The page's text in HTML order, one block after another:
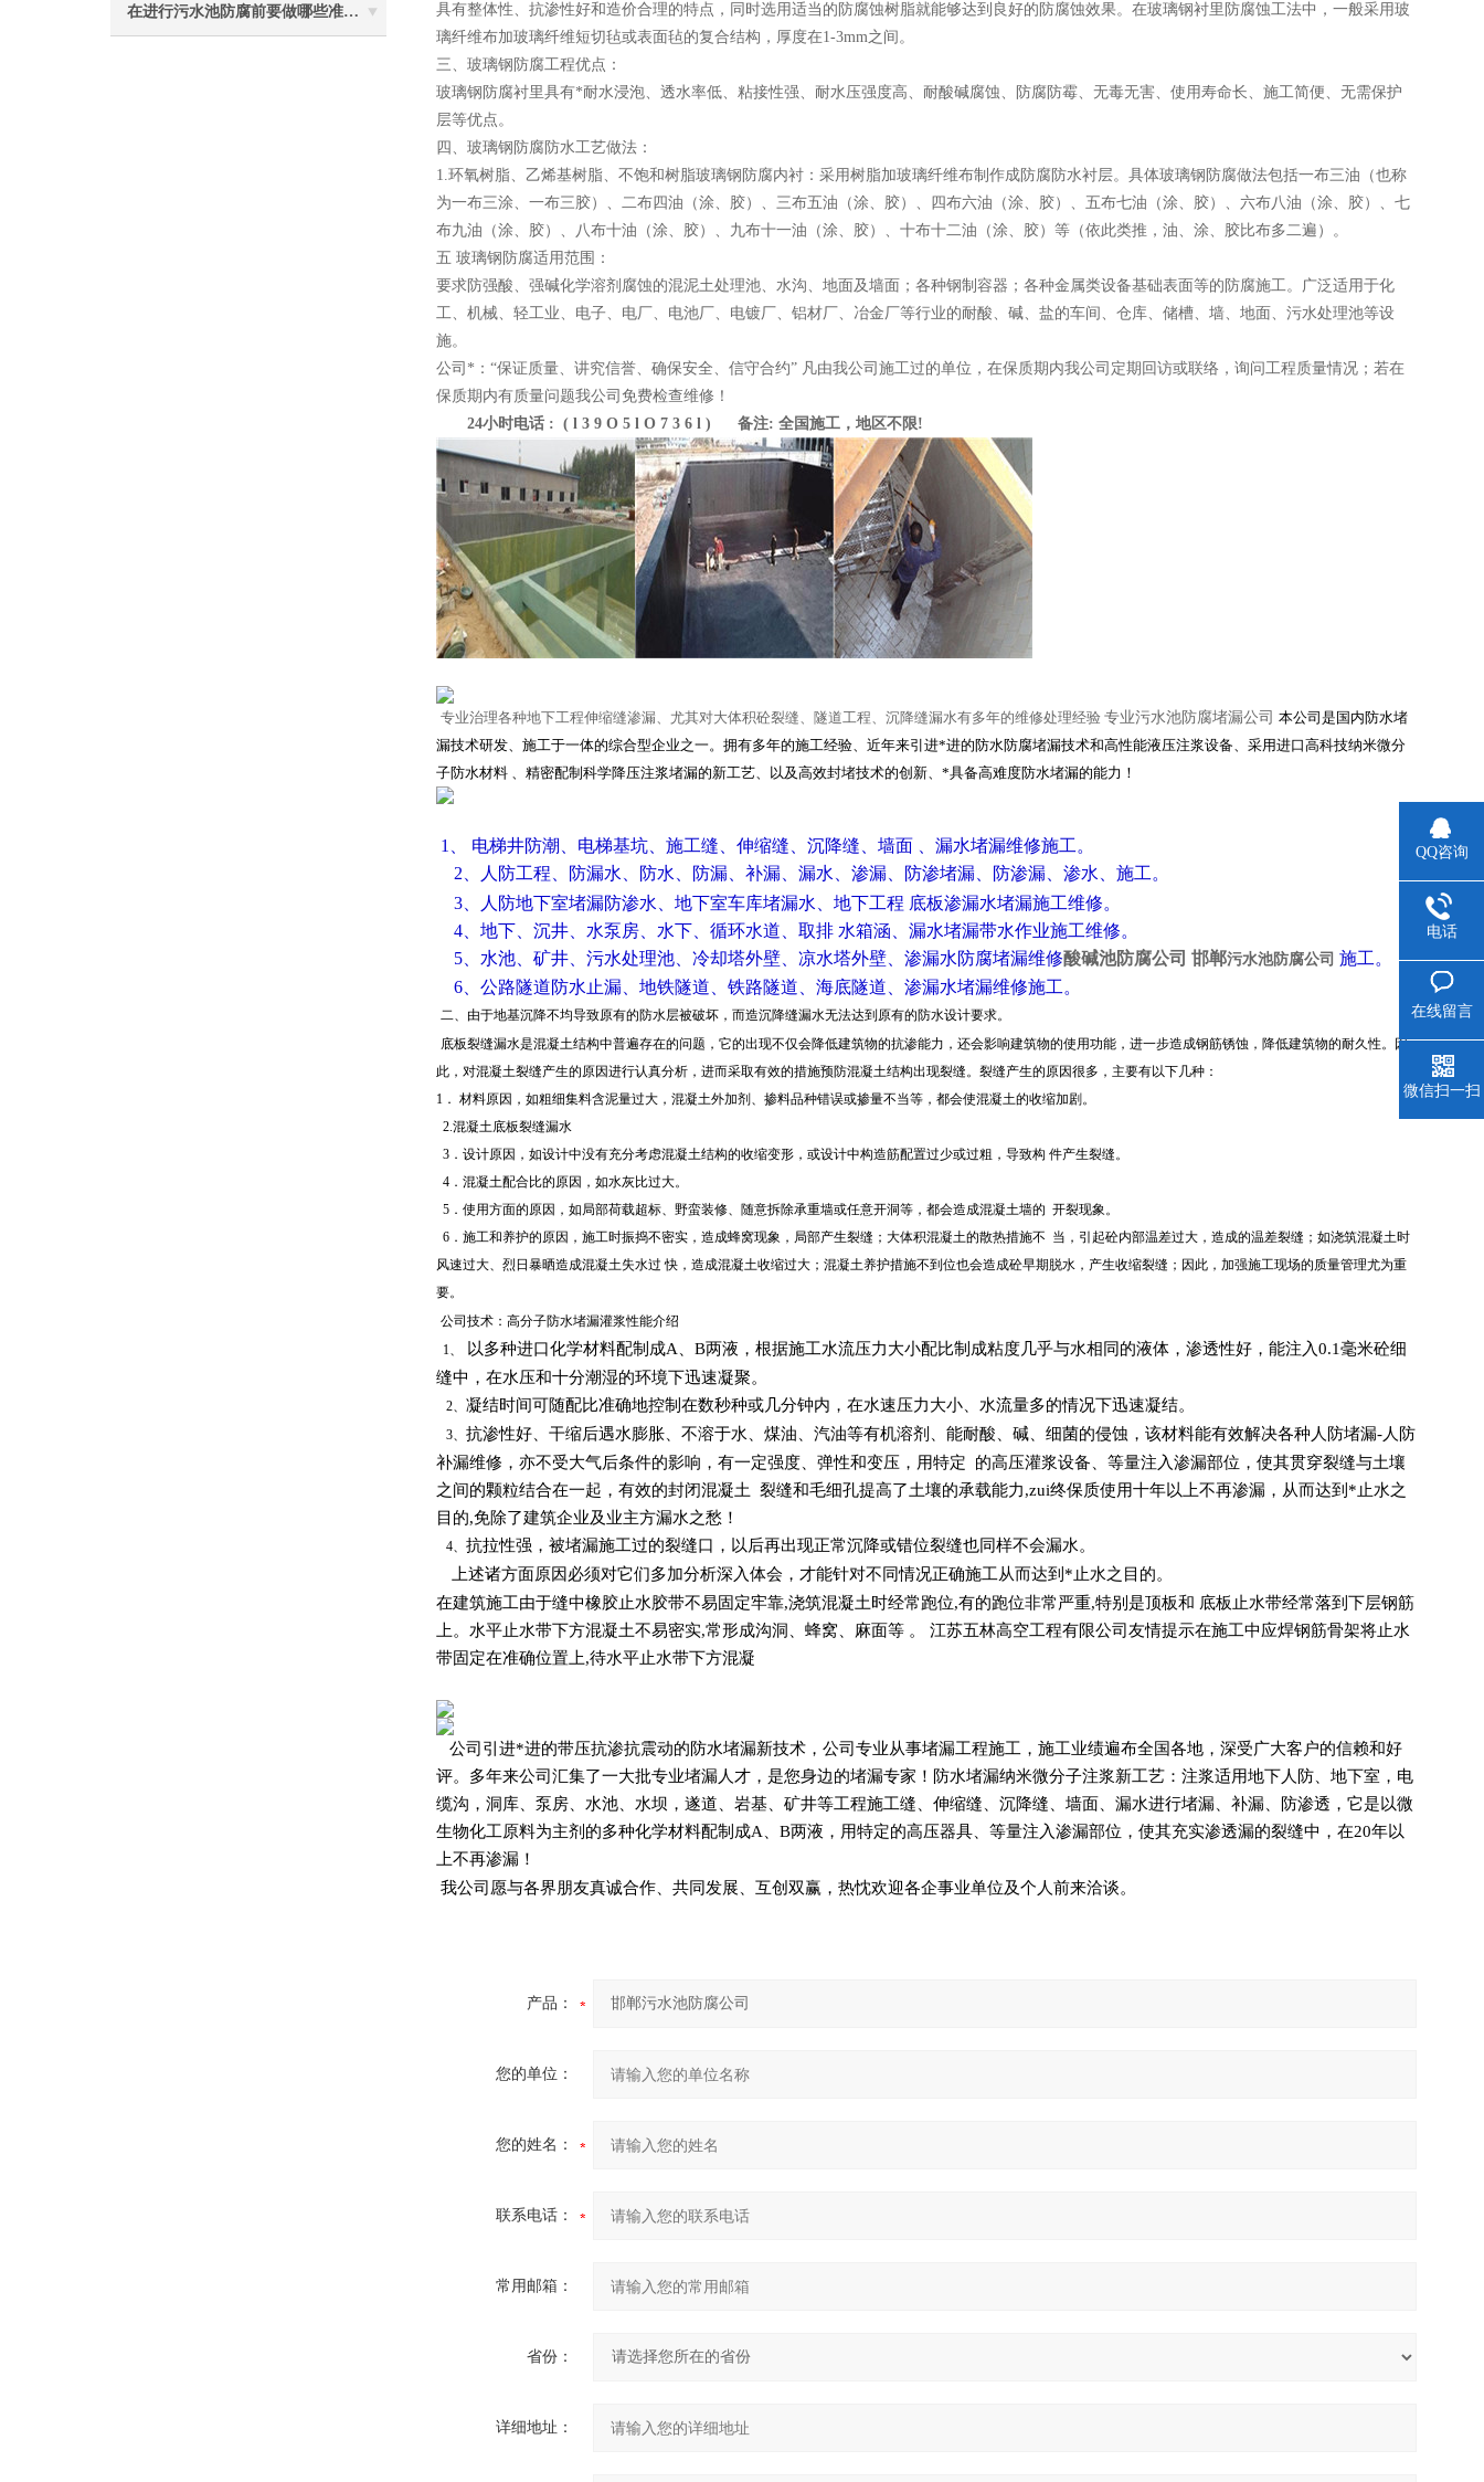
在进行污水池防腐前要做哪些准备工作？
具有整体性、抗渗性好和造价合理的特点，同时选用适当的防腐蚀树脂就能够达到良好的防腐蚀效果。在玻璃钢衬里防腐蚀工法中，一般采用玻
璃纤维布加玻璃纤维短切毡或表面毡的复合结构，厚度在1-3mm之间。
三、玻璃钢防腐工程优点：
玻璃钢防腐衬里具有*耐水浸泡、透水率低、粘接性强、耐水压强度高、耐酸碱腐蚀、防腐防霉、无毒无害、使用寿命长、施工简便、无需保护
层等优点。
四、玻璃钢防腐防水工艺做法：
1.环氧树脂、乙烯基树脂、不饱和树脂玻璃钢防腐内衬：采用树脂加玻璃纤维布制作成防腐防水衬层。具体玻璃钢防腐做法包括一布三油（也称
为一布三涂、一布三胶）、二布四油（涂、胶）、三布五油（涂、胶）、四布六油（涂、胶）、五布七油（涂、胶）、六布八油（涂、胶）、七
布九油（涂、胶）、八布十油（涂、胶）、九布十一油（涂、胶）、十布十二油（涂、胶）等（依此类推，油、涂、胶比布多二遍）。
五 玻璃钢防腐适用范围：
要求防强酸、强碱化学溶剂腐蚀的混泥土处理池、水沟、地面及墙面；各种钢制容器；各种金属类设备基础表面等的防腐施工。广泛适用于化
工、机械、轻工业、电子、电厂、电池厂、电镀厂、铝材厂、冶金厂等行业的耐酸、碱、盐的车间、仓库、储槽、墙、地面、污水处理池等设
施。
公司*：“保证质量、讲究信誉、确保安全、信守合约” 凡由我公司施工过的单位，在保质期内我公司定期回访或联络，询问工程质量情况；若在
保质期内有质量问题我公司免费检查维修！
24小时电话 : ( l 3 9 O 5 l O 7 3 6 l ) 备注: 全国施工，地区不限!
专业治理各种地下工程伸缩缝渗漏、尤其对大体积砼裂缝、隧道工程、沉降缝漏水有多年的维修处理经验 专业污水池防腐堵漏公司 本公司是国内防水堵
漏技术研发、施工于一体的综合型企业之一。拥有多年的施工经验、近年来引进*进的防水防腐堵漏技术和高性能液压注浆设备、采用进口高科技纳米微分
子防水材料 、精密配制科学降压注浆堵漏的新工艺、以及高效封堵技术的创新、*具备高难度防水堵漏的能力！
1、 电梯井防潮、电梯基坑、施工缝、伸缩缝、沉降缝、墙面 、漏水堵漏维修施工。
2、人防工程、防漏水、防水、防漏、补漏、漏水、渗漏、防渗堵漏、
防渗漏、渗水、施工。
3、
人防地下室堵漏防渗水、地下室车库堵漏水、地下工程 底板渗漏水堵漏施工维修。
4、 地下、沉井、水泵房、水下、循环水道、取排 水箱涵、漏水堵漏带水作业施工维修。
5、 水池、矿井、污水处理池、冷却塔外壁、凉水塔外壁、渗漏水防腐堵漏维修酸碱池防腐公司 邯郸污水池防腐公司 施工。
6、 公路隧道防水止漏、地铁隧道、铁路隧道、海底隧道、渗漏水堵漏维修施工。
二、由于地基沉降不均导致原有的防水层被破坏，而造沉降缝漏水无法达到原有的防水设计要求。
底板裂缝漏水是混凝土结构中普遍存在的问题，它的出现不仅会降低建筑物的抗渗能力，还会影响建筑物的使用功能，进一步造成钢筋锈蚀，降低建筑物的耐久性。因
此，对混凝土裂缝产生的原因进行认真分析，进而采取有效的措施预防混凝土结构出现裂缝。裂缝产生的原因很多，主要有以下几种：
1． 材料原因，如粗细集料含泥量过大，混凝土外加剂、掺料品种错误或掺量不当等，都会使混凝土的收缩加剧。
2.混凝土底板裂缝漏水
3．设计原因，如设计中没有充分考虑混凝土结构的收缩变形，或设计中构造筋配置过少或过粗，导致构 件产生裂缝。
4 ．混凝土配合比的原因，如水灰比过大。
5．使用方面的原因，如局部荷载超标、野蛮装修、随意拆除承重墙或任意开洞等，都会造成混凝土墙的 开裂现象。
6．施工和养护的原因，施工时振捣不密实，造成蜂窝现象，局部产生裂缝；大体积混凝土的散热措施不 当，引起砼内部温差过大，造成的温差裂缝；如浇筑混凝土时
风速过大、烈日暴晒造成混凝土失水过 快，造成混凝土收缩过大；混凝土养护措施不到位也会造成砼早期脱水，产生收缩裂缝；因此，加强施工现场的质量管理尤为重
要。
公司技术：高分子防水堵漏灌浆性能介绍
1、
以多种进口化学材料配制成A、B两液，根据施工水流压力大小配比制成粘度几乎与水相同的液体，渗透性好，能注入0.1毫米砼细
缝中，在水压和十分潮湿的环境下迅速凝聚。
2、 凝结时间可随配比准确地控制在数秒种或几分钟内，在水速压力大小、水流量多的情况下迅速凝结。
3、 抗渗性好、干缩后遇水膨胀、不溶于水、煤油、汽油等有机溶剂、能耐酸、碱、细菌的侵蚀，该材料能有效解决各种人防堵漏-人防
补漏维修，亦不受大气后条件的影响，有一定强度、弹性和变压，用特定 的高压灌浆设备、等量注入渗漏部位，使其贯穿裂缝与土壤
之间的颗粒结合在一起，有效的封闭混凝土 裂缝和毛细孔提高了土壤的承载能力,zui终保质使用十年以上不再渗漏，从而达到*止水之
目的,免除了建筑企业及业主方漏水之愁！
4、 抗拉性强，被堵漏施工过的裂缝口，以后再出现正常沉降或错位裂缝也同样不会漏水。
上述诸方面原因必须对它们多加分析深入体会，才能针对不同情况正确施工从而达到*止水之目的。
在建筑施工由于缝中橡胶止水胶带不易固定牢靠,浇筑混凝土时经常跑位,有的跑位非常严重,特别是顶板和 底板止水带经常落到下层钢筋
上。水平止水带下方混凝土不易密实,常形成沟洞、蜂窝、麻面等 。 江苏五林高空工程有限公司友情提示在施工中应焊钢筋骨架将止水
带固定在准确位置上,待水平止水带下方混凝
公司引进*进的带压抗渗抗震动的防水堵漏新技术，公司专业从事堵漏工程施工，施工业绩遍布全国各地，深受广大客户的信赖和好
评。多年来公司汇集了一大批专业堵漏人才，是您身边的堵漏专家！防水堵漏纳米微分子注浆新工艺：注浆适用地下人防、地下室，电
缆沟，洞库、泵房、水池、水坝，遂道、岩基、矿井等工程施工缝、伸缩缝、沉降缝、墙面、漏水进行堵漏、补漏、防渗透，它是以微
生物化工原料为主剂的多种化学材料配制成A、B两液，用特定的高压器具、等量注入渗漏部位，使其充实渗透漏的裂缝中，在20年以
上不再渗漏！
我公司愿与各界朋友真诚合作、共同发展、互创双赢，热忱欢迎各企事业单位及个人前来洽谈。
产品：
您的单位：
您的姓名：
联系电话：
常用邮箱：
省份：
详细地址：
QQ咨询
电话
在线留言
微信扫一扫